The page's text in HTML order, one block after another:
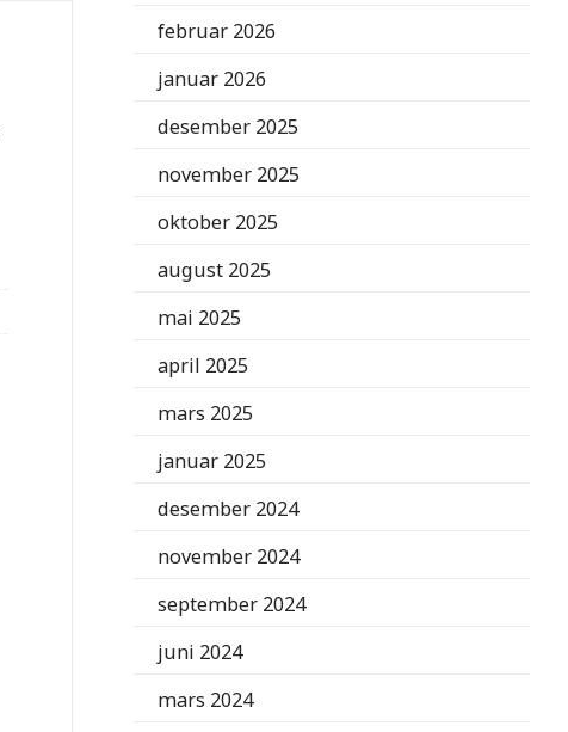
februar 2026
januar 2026
desember 2025
november 2025
oktober 2025
august 2025
mai 2025
april 2025
mars 2025
januar 2025
desember 2024
november 2024
september 2024
juni 2024
mars 2024